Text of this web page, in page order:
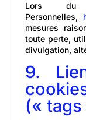
Lors du
Personnelles,
mesures
toute perte,
divulgation,
9.
(«